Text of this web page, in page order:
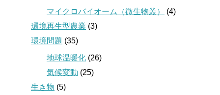
マイクロバイオーム（微生物叢）
(4)
環境再生型農業 (3)
環境問題 (35)
地球温暖化 (26)
気候変動 (25)
生き物 (5)